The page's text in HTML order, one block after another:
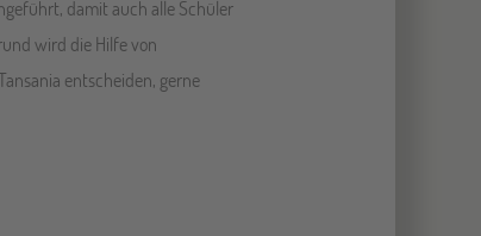
damit auch alle Schüler
wird die Hilfe von
entscheiden, gerne